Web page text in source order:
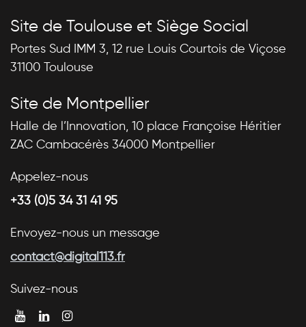
Site de Toulouse et Siège Social
Portes Sud IMM 3, 12 rue Louis Courtois de Viçose
31100 Toulouse
Site de Montpellier
Halle de l’Innovation, 10 place Françoise Héritier
ZAC Cambacérès 34000 Montpellier
Appelez-nous
+33 (0)5 34 31 41 95
Envoyez-nous un message
contact@digital113.fr
Suivez-nous